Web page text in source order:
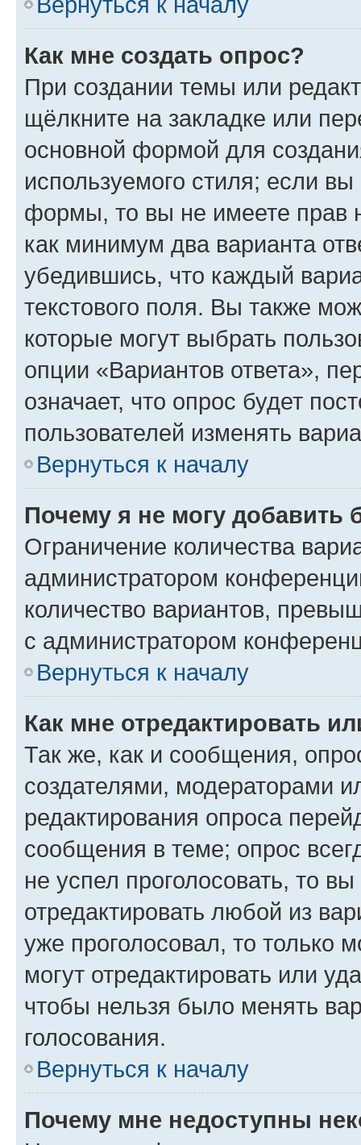
Как мне создать опрос?
При создании темы или
щёлкните на закладке или
основной формой для
используемого стиля; если
формы, то вы не имеете прав
как минимум два варианта
убедившись, что каждый
текстового поля. Вы также
которые могут выбрать
опции «Вариантов ответа»,
означает, что опрос будет
пользователей изменять
Вернуться к началу
Почему я не могу добавить
Ограничение количества
администратором
количество вариантов,
с администратором
Вернуться к началу
Как мне отредактировать
Так же, как и сообщения,
создателями, модераторами
редактирования опроса
сообщения в теме; опрос
не успел проголосовать, то
отредактировать любой из
уже проголосовал, то только
могут отредактировать или
чтобы нельзя было менять
голосования.
Вернуться к началу
Почему мне недоступны